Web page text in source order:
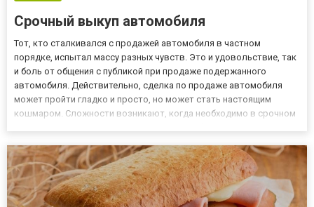
Срочный выкуп автомобиля
Тот, кто сталкивался с продажей автомобиля в частном
порядке, испытал массу разных чувств. Это и удовольствие, так
и боль от общения с публикой при продаже подержанного
автомобиля. Действительно, сделка по продаже автомобиля
может пройти гладко и просто, но может стать настоящим
кошмаром. Сложности возникают, когда необходимо в срочном
минимальной...